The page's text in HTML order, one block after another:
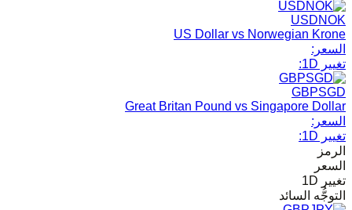
USDNOK
US Dollar vs Norwegian Krone
السعر:
تغيير 1D:
GBPSGD
Great Britan Pound vs Singapore Dollar
السعر:
تغيير 1D:
الرمز
السعر
تغيير 1D
التوجُّه السائد